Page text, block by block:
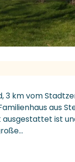
3 km vom
aus
ist